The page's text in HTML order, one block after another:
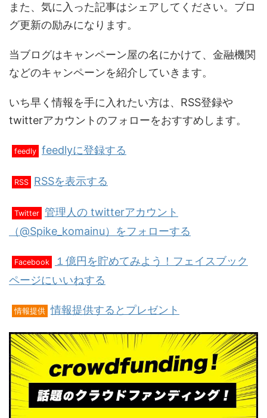
また、気に入った記事はシェアしてください。ブロ
グ更新の励みになります。
当ブログはキャンペーン屋の名にかけて、金融機関
などのキャンペーンを紹介していきます。
いち早く情報を手に入れたい方は、RSS登録や
twitterアカウントのフォローをおすすめします。
feedly feedlyに登録する
RSS RSSを表示する
Twitter 管理人の twitterアカウント
（@Spike_komainu）をフォローする
Facebook
１億円を貯めてみよう！フェイスブック
ページにいいねする
情報提供 情報提供するとプレゼント